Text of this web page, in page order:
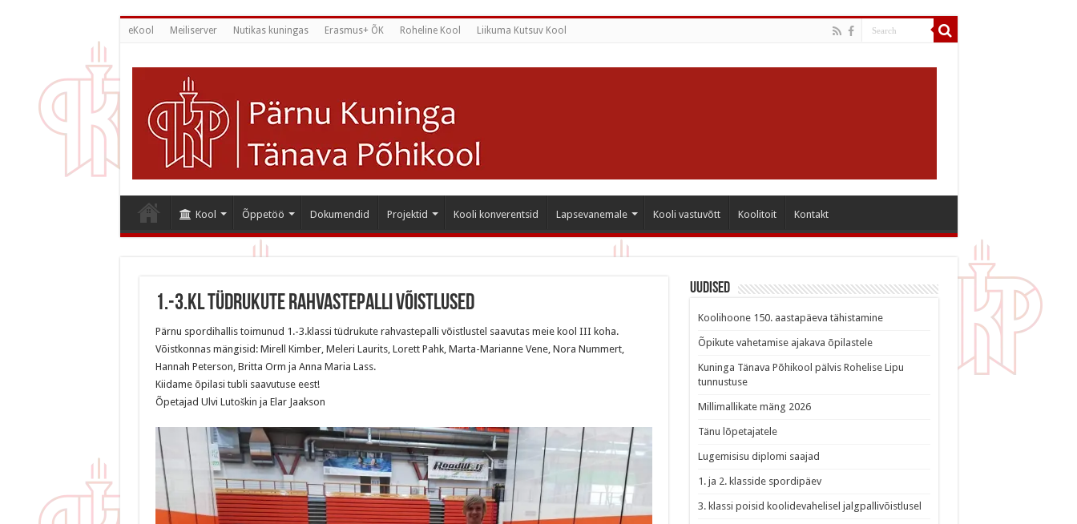
eKool Meiliserver Nutikas kuningas Erasmus+ ÕK Roheline Kool Liikuma Kutsuv Kool
Kool Õppetöö Dokumendid Projektid Kooli konverentsid Lapsevanemale Kooli vastuvõtt Koolitoit Kontakt
1.-3.kl tüdrukute rahvastepalli võistlused
Pärnu spordihallis toimunud 1.-3.klassi tüdrukute rahvastepalli võistlustel saavutas meie kool III koha.
Võistkonnas mängisid: Mirell Kimber, Meleri Laurits, Lorett Pahk, Marta-Marianne Vene, Nora Nummert,
Hannah Peterson, Britta Orm ja Anna Maria Lass.
Kiidame õpilasi tubli saavutuse eest!
Õpetajad Ulvi Lutoškin ja Elar Jaakson
Uudised
Koolihoone 150. aastapäeva tähistamine
Õpikute vahetamise ajakava õpilastele
Kuninga Tänava Põhikool pälvis Rohelise Lipu
tunnustuse
Millimallikate mäng 2026
Tänu lõpetajatele
Lugemisisu diplomi saajad
1. ja 2. klasside spordipäev
3. klassi poisid koolidevahelisel jalgpallivõistlusel